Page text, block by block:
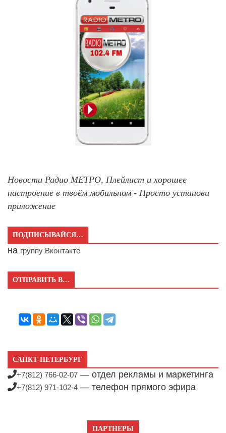
Новости Радио МЕТРО, Плейлист и хорошее
настроение в твоём мобильном - Просто установи
приложение
ПОДПИСЫВАЙСЯ…
на группу Вконтакте
ОТПРАВИТЬ В…
САНКТ-ПЕТЕРБУРГ
+7(812) 766-02-07 — отдел рекламы и маркетинга
+7(812) 971-102-4 — телефон прямого эфира
ПАРТНЕРЫ